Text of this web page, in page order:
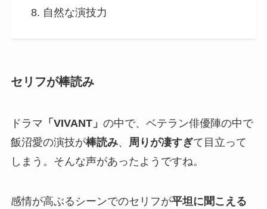
自然な演技力
セリフが棒読み
ドラマ 「VIVANT」 の中で、ベテラン俳優陣の中で
飯沼愛の演技が棒読み、 周りが凄すぎて目立って
しまう。そんな声があったようですね。
感情が高ぶるシーンでのセリフが平坦に聞こえる